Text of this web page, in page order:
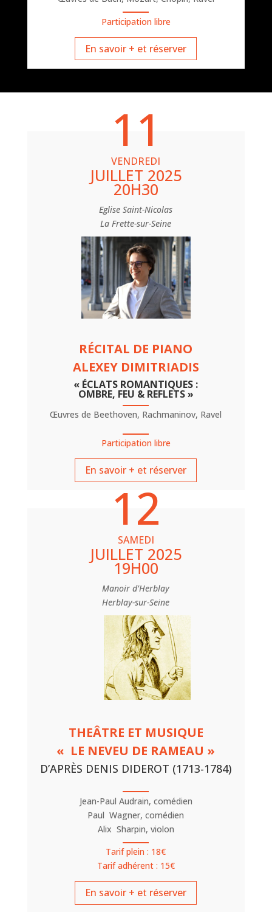
Participation libre
En savoir + et réserver
11
VENDREDI
JUILLET 2025
20H30
Eglise Saint-Nicolas
La Frette-sur-Seine
RÉCITAL DE PIANO
ALEXEY DIMITRIADIS
« ÉCLATS ROMANTIQUES :
OMBRE, FEU & REFLETS »
Œuvres de Beethoven, Rachmaninov, Ravel
Participation libre
En savoir + et réserver
12
SAMEDI
JUILLET 2025
19H00
Manoir d’Herblay
Herblay-sur-Seine
THEÂTRE ET MUSIQUE
« LE NEVEU DE RAMEAU »
D’APRÈS DENIS DIDEROT (1713-1784)
Jean-Paul Audrain, comédien
Paul Wagner, comédien
Alix Sharpin, violon
Tarif plein : 18€
Tarif adhérent : 15€
En savoir + et réserver